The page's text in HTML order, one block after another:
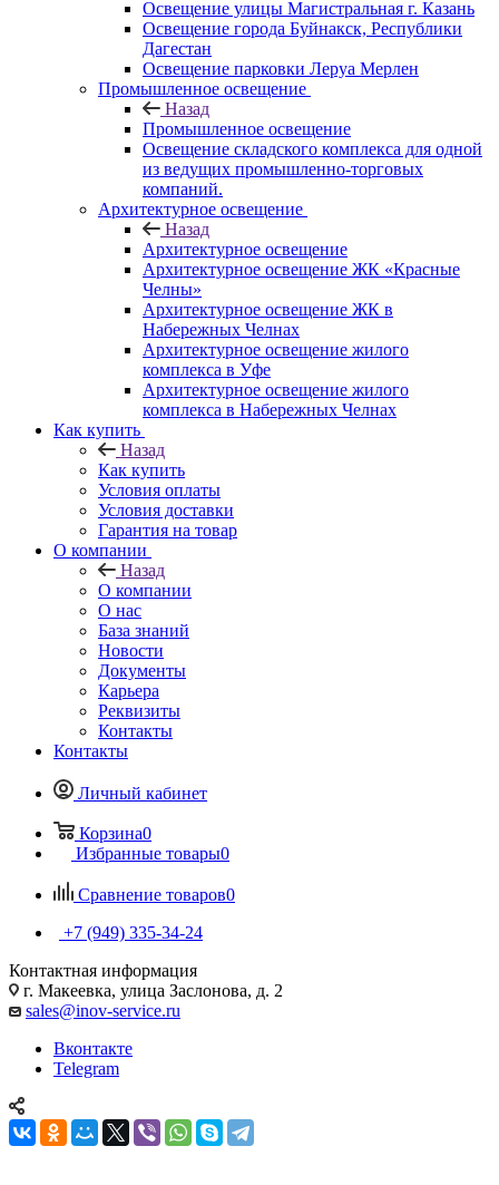
Освещение улицы Магистральная г. Казань
Освещение города Буйнакск, Республики
Дагестан
Освещение парковки Леруа Мерлен
Промышленное освещение
Назад
Промышленное освещение
Освещение складского комплекса для одной
из ведущих промышленно-торговых
компаний.
Архитектурное освещение
Назад
Архитектурное освещение
Архитектурное освещение ЖК «Красные
Челны»
Архитектурное освещение ЖК в
Набережных Челнах
Архитектурное освещение жилого
комплекса в Уфе
Архитектурное освещение жилого
комплекса в Набережных Челнах
Как купить
Назад
Как купить
Условия оплаты
Условия доставки
Гарантия на товар
О компании
Назад
О компании
О нас
База знаний
Новости
Документы
Карьера
Реквизиты
Контакты
Контакты
Личный кабинет
Корзина0
Избранные товары0
Сравнение товаров0
+7 (949) 335-34-24
Контактная информация
г. Макеевка, улица Заслонова, д. 2
sales@inov-service.ru
Вконтакте
Telegram